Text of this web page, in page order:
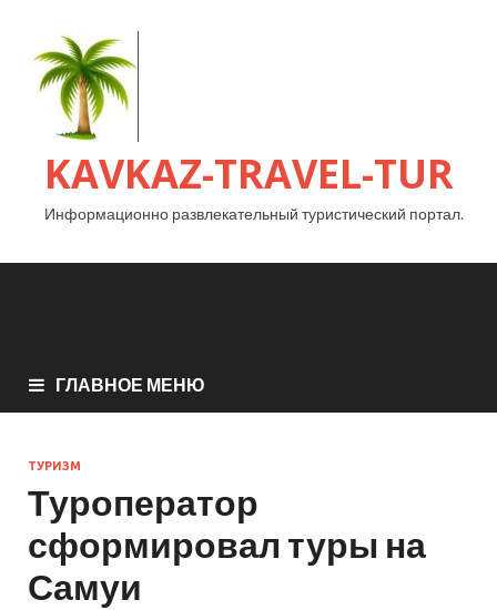
KAVKAZ-TRAVEL-TUR
Информационно развлекательный туристический портал.
ГЛАВНОЕ МЕНЮ
ТУРИЗМ
Туроператор
сформировал туры на
Самуи